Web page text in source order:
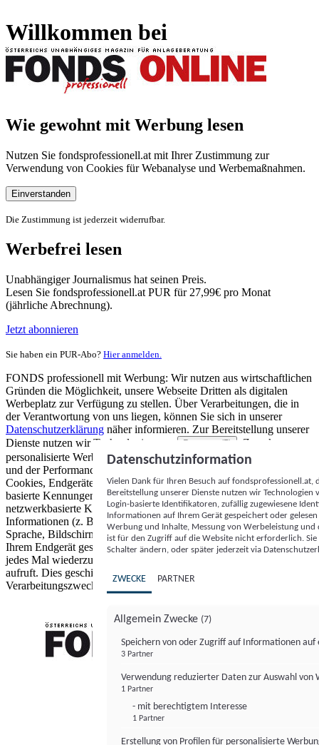
Willkommen bei
Wie gewohnt mit Werbung lesen
Nutzen Sie fondsprofessionell.at mit Ihrer Zustimmung zur
Verwendung von Cookies für Webanalyse und Werbemaßnahmen.
Einverstanden
Die Zustimmung ist jederzeit widerrufbar.
Werbefrei lesen
Unabhängiger Journalismus hat seinen Preis.
Lesen Sie fondsprofessionell.at PUR für 27,99€ pro Monat
(jährliche Abrechnung).
Jetzt abonnieren
Sie haben ein PUR-Abo? Hier anmelden.
FONDS professionell mit Werbung: Wir nutzen aus wirtschaftlichen
Gründen die Möglichkeit, unsere Webseite Dritten als digitalen
Werbeplatz zur Verfügung zu stellen. Über Verarbeitungen, die in
der Verantwortung von uns liegen, können Sie sich in unserer
Datenschutzerklärung näher informieren. Zur Bereitstellung unserer
Dienste nutzen wir Technologien von
Partnern (5)
. Zwecke:
personalisierte Werbung und Inhalte, Messung von Werbeleistung
und der Performance von Inhalten sowie Zielgruppenforschung.
Cookies, Endgeräte- oder ähnliche Online-Kennungen (z. B. login-
basierte Kennungen, zufällig generierte Kennungen,
netzwerkbasierte Kennungen) können zusammen mit anderen
Informationen (z. B. Browsertyp und Browserinformationen,
Sprache, Bildschirmgröße, unterstützte Technologien usw.) auf
Ihrem Endgerät gespeichert oder von dort ausgelesen werden, um es
jedes Mal wiederzuerkennen, wenn es eine App oder einer Webseite
aufruft. Dies geschieht für einen oder mehrere der hier aufgeführten
Verarbeitungszwecke.
Datenschutzinformation
Vielen Dank für Ihren Besuch auf
Bereitstellung unserer Dienste nutzen wir Technologien
Login-basierte Identifikatoren, zufällig zugewiesene
Informationen auf Ihrem Gerät gespeichert oder
Werbung und Inhalte, Messung von Werbeleistung
ist für den Zugriff auf die Website nicht erforderlich.
Schalter ändern, oder später jederzeit via
ZWECKE PARTNER
Allgemein Zwecke (7)
Speichern von oder Zugriff auf Informationen auf
3 Partner
Verwendung reduzierter Daten zur Auswahl von
1 Partner
- mit berechtigtem Interesse
1 Partner
Erstellung von Profilen für personalisierte
FONDS professionell